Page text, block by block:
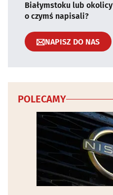
Białymstoku lub
o czymś napisali?
NAPISZ DO NAS
POLECAMY